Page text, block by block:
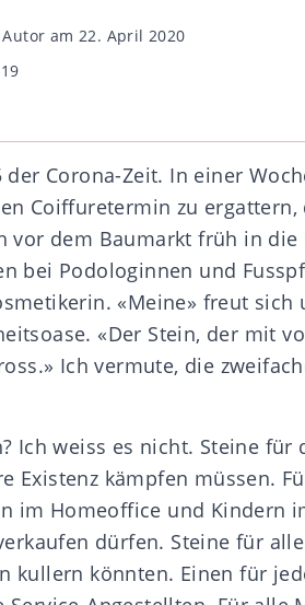
am 22. April 2020
der Corona-Zeit. In einer
Coiffuretermin zu ergattern,
vor dem Baumarkt früh in
bei Podologinnen und
«Meine» freut sich
«Der Stein, der mit
Ich vermute, die
Ich weiss es nicht. Steine
Existenz kämpfen müssen.
im Homeoffice und Kindern
dürfen. Steine für
kullern könnten. Einen für